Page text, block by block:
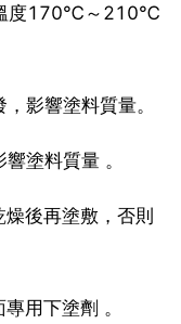
度170℃～210℃
影響塗料質量。
塗料質量 。
後再塗敷，否則
用下塗劑 。